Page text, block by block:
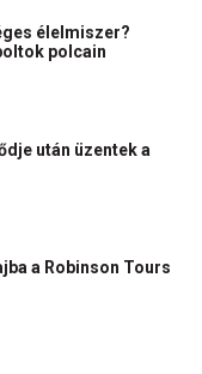
élelmiszer?
polcain
után üzentek a
a Robinson Tours